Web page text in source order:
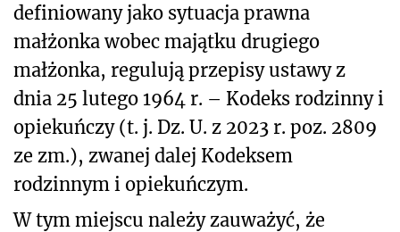
definiowany jako sytuacja prawna
małżonka wobec majątku drugiego
małżonka, regulują przepisy ustawy z
dnia 25 lutego 1964 r. – Kodeks rodzinny i
opiekuńczy (t. j. Dz. U. z 2023 r. poz. 2809
ze zm.), zwanej dalej Kodeksem
rodzinnym i opiekuńczym.
W tym miejscu należy zauważyć, że